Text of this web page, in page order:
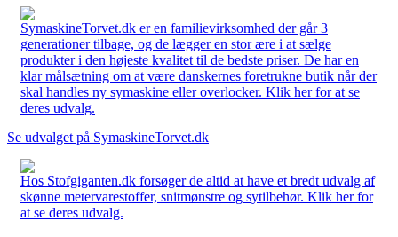
SymaskineTorvet.dk er en familievirksomhed der går 3
generationer tilbage, og de lægger en stor ære i at sælge
produkter i den højeste kvalitet til de bedste priser. De har en
klar målsætning om at være danskernes foretrukne butik når der
skal handles ny symaskine eller overlocker. Klik her for at se
deres udvalg.
Se udvalget på SymaskineTorvet.dk
Hos Stofgiganten.dk forsøger de altid at have et bredt udvalg af
skønne metervarestoffer, snitmønstre og sytilbehør. Klik her for
at se deres udvalg.